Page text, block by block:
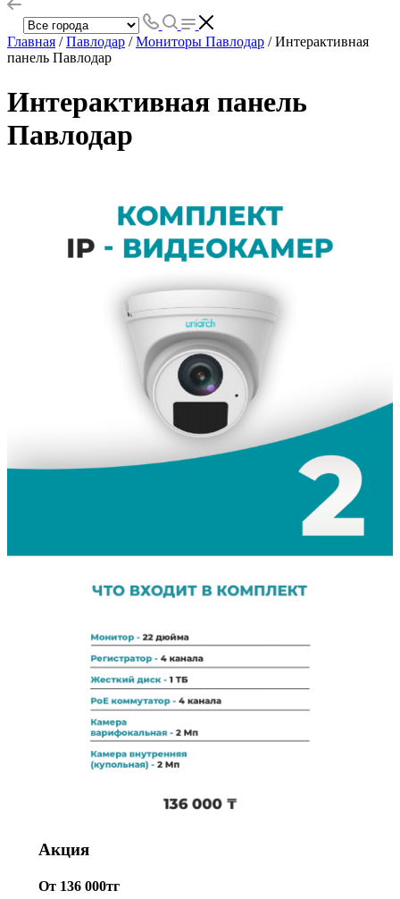
Главная /Павлодар /Мониторы Павлодар / Интерактивная
панель Павлодар
Интерактивная панель
Павлодар
Акция
От 136 000тг